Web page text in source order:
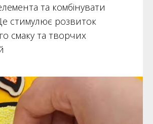
та комбінувати
стимулює розвиток
смаку та творчих